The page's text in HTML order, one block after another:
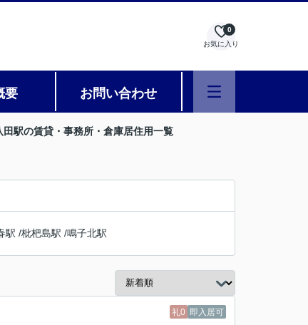
お気に入り
0
要 お問い合わせ
田駅の賃貸・事務所・倉庫居住用一覧
駅 /枇杷島駅 /鳴子北駅
礼0 即入居可